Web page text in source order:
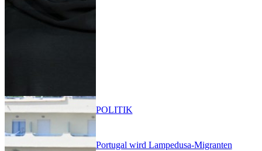
Portugal wird Lampedusa-Migranten
POLITIK